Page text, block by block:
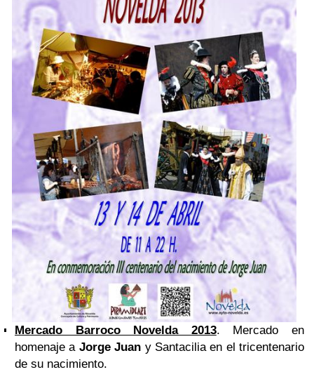
Mercado Barroco Novelda 2013. Mercado en
homenaje a Jorge Juan y Santacilia en el tricentenario
de su nacimiento.